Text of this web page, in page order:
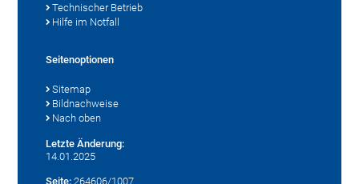
Technischer Betrieb
Hilfe im Notfall
Seitenoptionen
Sitemap
Bildnachweise
Nach oben
Letzte Änderung:
14.01.2025
Seite: 264606/1007